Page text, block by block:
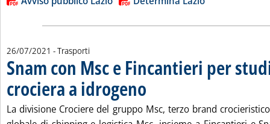
26/07/2021 - Trasporti
Snam con Msc e Fincantieri per
crociera a idrogeno . Pubblicata lunedì 26 luglio 2021 alle
La divisione Crociere del gruppo Msc, terzo brand